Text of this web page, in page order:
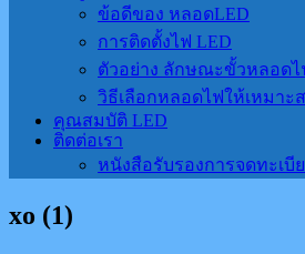
ข้อดีของ หลอดLED
การติดตั้งไฟ LED
ตัวอย่าง ลักษณะขั้วหลอดไ
วิธีเลือกหลอดไฟให้เหมาะ
คุณสมบัติ LED
ติดต่อเรา
หนังสือรับรองการจดทะเบี
xo (1)